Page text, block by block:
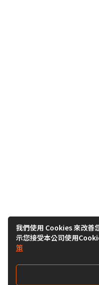
我們使用 Cookies 來改善
示您接受本公司使用
策